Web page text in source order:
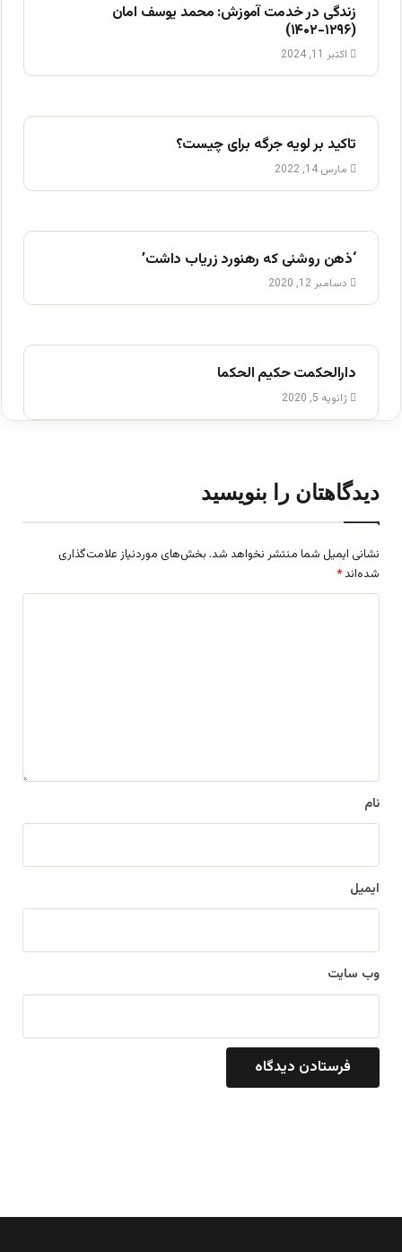
زندگی در خدمت آموزش: محمد یوسف امان
(۱۲۹۶-۱۴۰۲)
اکتبر 11, 2024
تاکید بر لویه جرگه برای چیست؟
مارس 14, 2022
‘ذهن روشنی که رهنورد زریاب داشت’
دسامبر 12, 2020
دارالحکمت حکیم الحکما
ژانویه 5, 2020
دیدگاهتان را بنویسید
نشانی ایمیل شما منتشر نخواهد شد. بخش‌های موردنیاز علامت‌گذاری
شده‌اند *
نام
ایمیل
وب‌ سایت